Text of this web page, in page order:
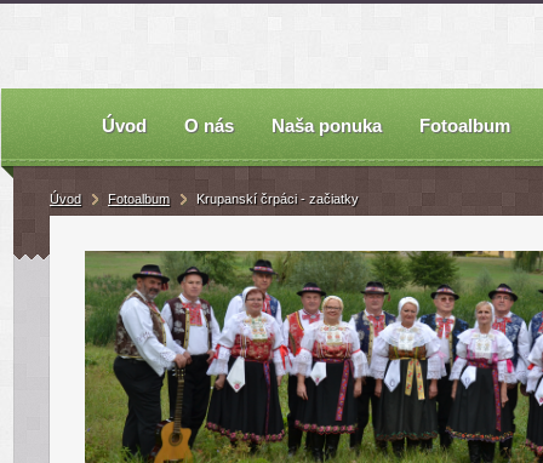
Úvod O nás Naša ponuka Fotoalbum
Úvod Fotoalbum Krupanskí črpáci - začiatky